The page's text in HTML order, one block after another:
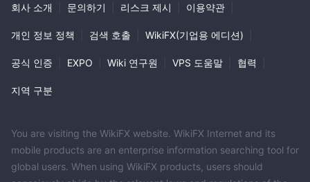
회사 소개 문의하기 리스크 제시 이용약관
개인 정보 정책 검색 호출 WikiFX(기업용 에디션)
공식 인증 EXPO Wiki 연구원 VPS 도움말 협력
지역 구분
You are visiting the WikiFX website. WikiFX Internet and its
mobile products are an enterprise information searching tool for
global users. When using WikiFX products, users should